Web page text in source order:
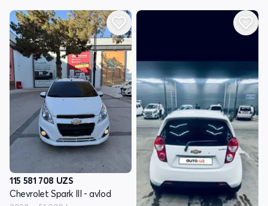
115 581 708 UZS
Chevrolet Spark III - avlod